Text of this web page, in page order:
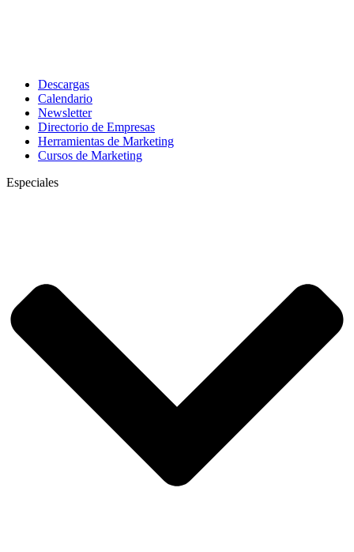
Descargas
Calendario
Newsletter
Directorio de Empresas
Herramientas de Marketing
Cursos de Marketing
Especiales